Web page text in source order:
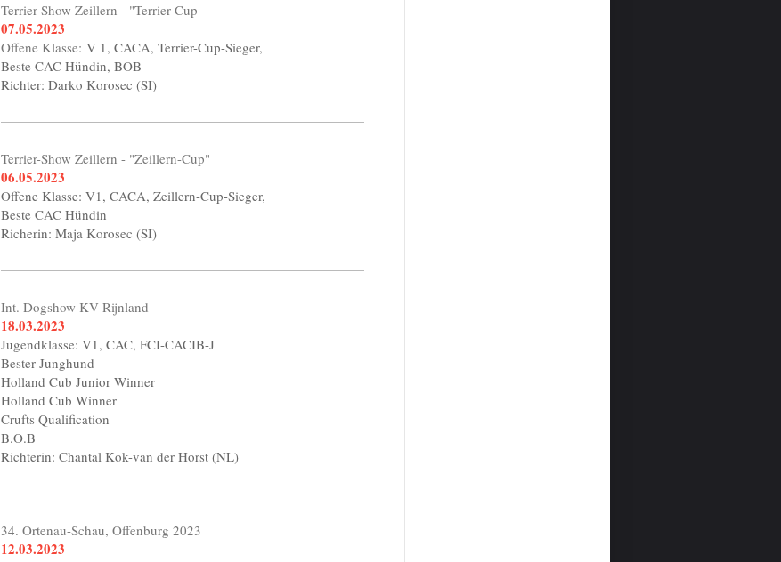
Terrier-Show Zeillern - "Terrier-Cup-
07.05.2023
Offene Klasse:V 1, CACA, Terrier-Cup-Sieger,
Beste CAC Hündin, BOB
Richter: Darko Korosec (SI)
Terrier-Show Zeillern - "Zeillern-Cup"
06.05.2023
Offene Klasse: V1, CACA, Zeillern-Cup-Sieger,
Beste CAC Hündin
Richerin: Maja Korosec (SI)
Int. Dogshow KV Rijnland
18.03.2023
Jugendklasse: V1, CAC, FCI-CACIB-J
Bester Junghund
Holland Cub Junior Winner
Holland Cub Winner
Crufts Qualification
B.O.B
Richterin: Chantal Kok-van der Horst (NL)
34. Ortenau-Schau, Offenburg 2023
12.03.2023